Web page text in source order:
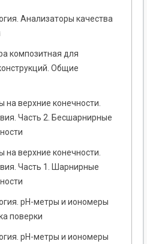
Анализаторы качества
композитная для
Общие
верхние конечности.
Часть 2. Бесшарнирные
верхние конечности.
Часть 1. Шарнирные
pH-метры и иономеры
поверки
pH-метры и иономеры